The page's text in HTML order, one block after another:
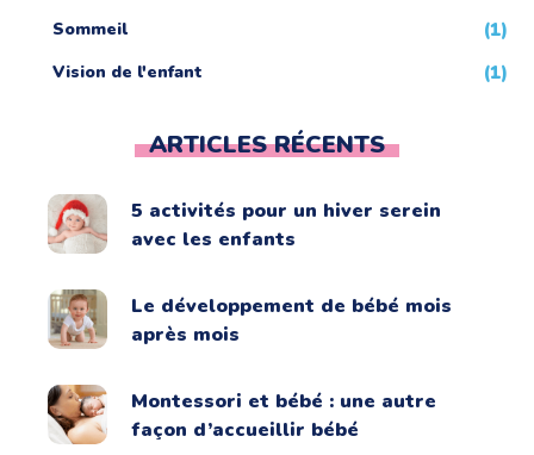
Sommeil (1)
Vision de l'enfant (1)
ARTICLES RÉCENTS
5 activités pour un hiver serein
avec les enfants
Le développement de bébé mois
après mois
Montessori et bébé : une autre
façon d’accueillir bébé